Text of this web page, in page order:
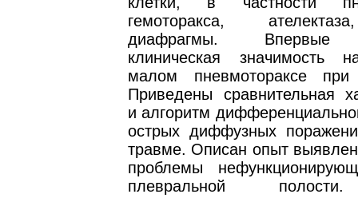
гемоторакса,
диафрагмы. Впервые
клиническая значимость
малом пневмотораксе при
Приведены сравнительная
и алгоритм
острых диффузных
травме. Описан опыт
проблемы
плевральной